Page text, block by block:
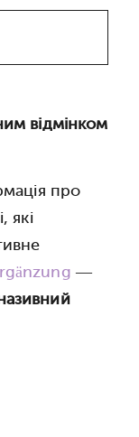
відмінком
про
які
—